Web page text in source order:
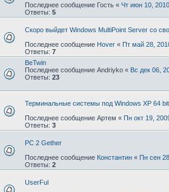
Последнее сообщение Гость « Чт июн 10,
Ответы: 5
Скоро выйдет Windows MultiPoint Server со
Последнее сообщение Hover « Пт май 28,
Ответы: 7
BeTwin
Последнее сообщение Andriyko « Вс дек 06,
Ответы: 23
Терминальные системы под Windows XP 64 bit
Последнее сообщение Артем « Пн окт 19,
Ответы: 3
PC 2 Gether
Последнее сообщение Константин « Пн сен
Ответы: 2
UserFul